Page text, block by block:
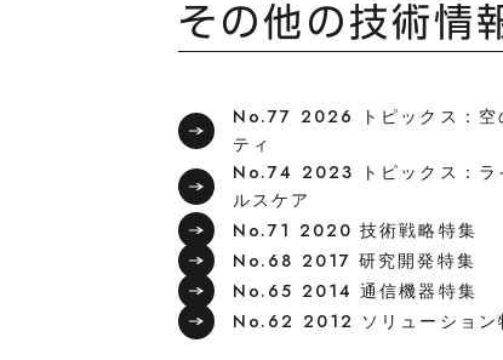
その他の技術情
No.77 2026 トピックス：空
ティ
No.74 2023 トピックス：ラ
ルスケア
No.71 2020 技術戦略特集
No.68 2017 研究開発特集
No.65 2014 通信機器特集
No.62 2012 ソリューション